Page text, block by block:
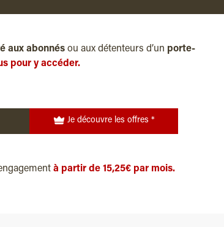
aux abonnés ou aux détenteurs d’un porte-
pour y accéder.
Je découvre les offres *
à partir de 15,25€ par mois.